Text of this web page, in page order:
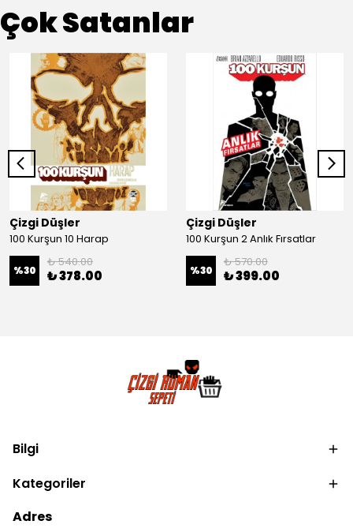
Çok Satanlar
Çizgi Düşler
100 Kurşun 10 Harap
%30
₺ 540.00
₺ 378.00
Çizgi Düşler
100 Kurşun 2 Anlık Fırsatlar
%30
₺ 570.00
₺ 399.00
Bilgi
Kategoriler
Adres